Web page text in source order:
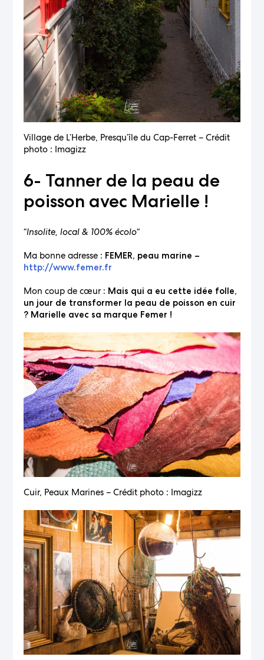
Village de L’Herbe, Presqu’île du Cap-Ferret – Crédit
photo : Imagizz
6- Tanner de la peau de
poisson avec Marielle !
“Insolite, local & 100% écolo“
Ma bonne adresse : FEMER, peau marine –
http://www.femer.fr
Mon coup de cœur : Mais qui a eu cette idée folle,
un jour de transformer la peau de poisson en cuir
? Marielle avec sa marque Femer !
Cuir, Peaux Marines – Crédit photo : Imagizz